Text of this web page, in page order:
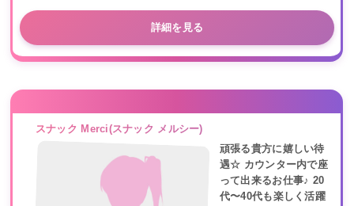
詳細を見る
スナック Merci(スナック メルシー)
頑張る貴方に嬉しい待
遇☆ カウンター内で座
って出来るお仕事♪ 20
代〜40代も楽しく活躍